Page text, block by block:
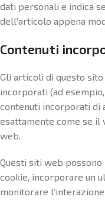
dati personali e indica
dell’articolo appena
Contenuti
Gli articoli di questo
incorporati (ad
contenuti incorporati di
esattamente come se il
web.
Questi siti web
cookie, incorporare un
monitorare